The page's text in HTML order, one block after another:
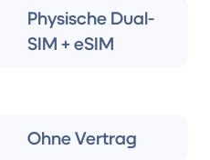
Physische Dual-
SIM + eSIM
Ohne Vertrag